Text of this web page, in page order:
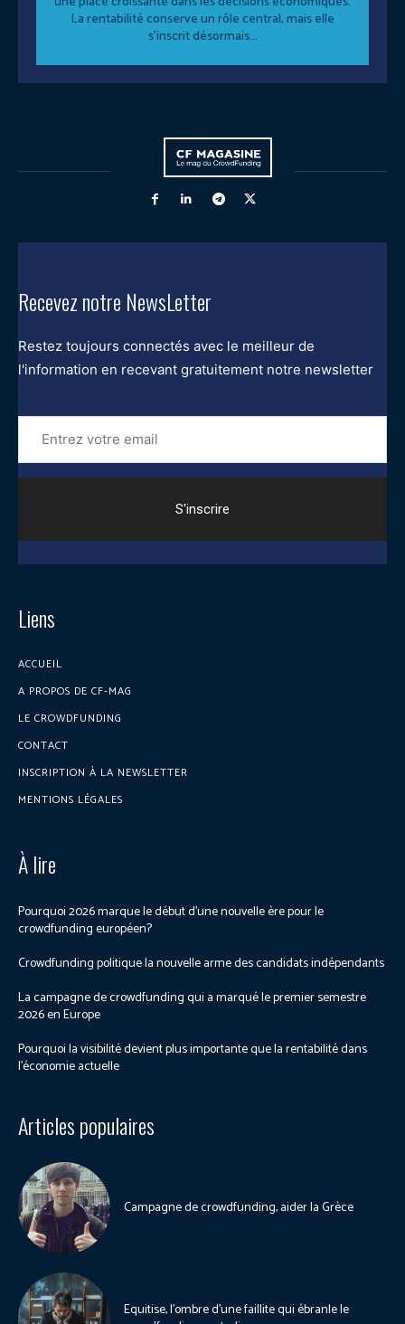
La rentabilité conserve un rôle central, mais elle
s’inscrit désormais...
Recevez notre NewsLetter
Restez toujours connectés avec le meilleur de
l'information en recevant gratuitement notre newsletter
Entrez
votre
email
Liens
ACCUEIL
A PROPOS DE CF-MAG
LE CROWDFUNDING
CONTACT
INSCRIPTION À LA NEWSLETTER
MENTIONS LÉGALES
À lire
Pourquoi 2026 marque le début d’une nouvelle ère pour le
crowdfunding européen?
Crowdfunding politique la nouvelle arme des candidats indépendants
La campagne de crowdfunding qui a marqué le premier semestre
2026 en Europe
Pourquoi la visibilité devient plus importante que la rentabilité dans
l’économie actuelle
Articles populaires
Campagne de crowdfunding, aider la Grèce
Equitise, l’ombre d’une faillite qui ébranle le